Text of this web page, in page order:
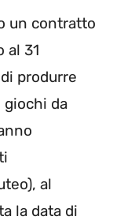
un contratto
al 31
produrre
giochi da
al
la data di